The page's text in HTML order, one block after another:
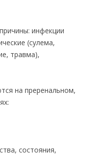
причины: инфекции
(сулема,
травма),
на преренальном,
состояния,